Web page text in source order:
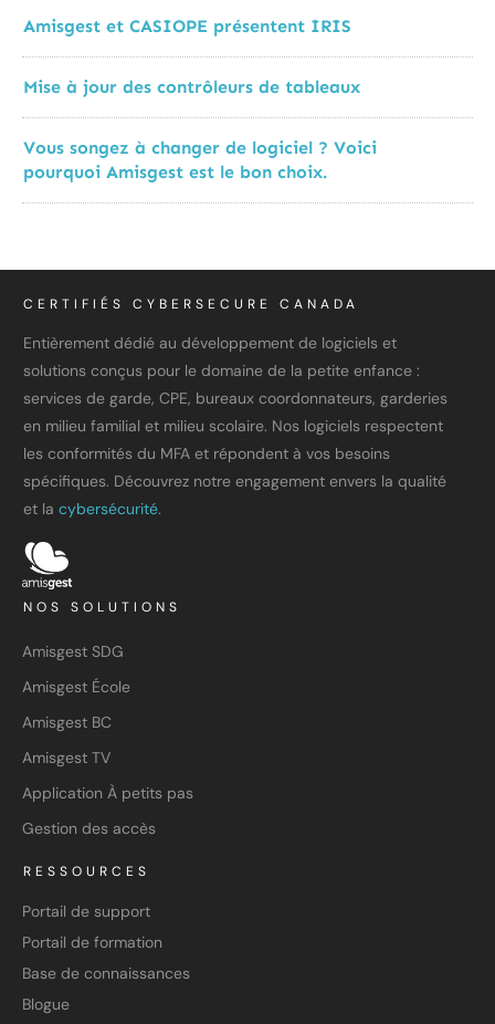
Amisgest et CASIOPE présentent IRIS
Mise à jour des contrôleurs de tableaux
Vous songez à changer de logiciel ? Voici
pourquoi Amisgest est le bon choix.
CERTIFIÉS CYBERSECURE CANADA
Entièrement dédié au développement de logiciels et
solutions conçus pour le domaine de la petite enfance :
services de garde, CPE, bureaux coordonnateurs, garderies
en milieu familial et milieu scolaire. Nos logiciels respectent
les conformités du MFA et répondent à vos besoins
spécifiques. Découvrez notre engagement envers la qualité
et la cybersécurité.
NOS SOLUTIONS
Amisgest SDG
Amisgest École
Amisgest BC
Amisgest TV
Application À petits pas
Gestion des accès
RESSOURCES
Portail de support
Portail de formation
Base de connaissances
Blogue